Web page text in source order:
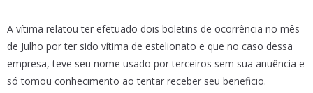
A vítima relatou ter efetuado dois boletins de ocorrência no mês
de Julho por ter sido vítima de estelionato e que no caso dessa
empresa, teve seu nome usado por terceiros sem sua anuência e
só tomou conhecimento ao tentar receber seu beneficio.